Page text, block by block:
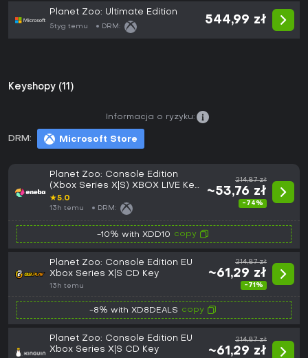
Planet Zoo: Ultimate Edition
5tyg temu DRM:
544,99 zł
Keyshopy (11)
DRM: Microsoft Store
Informacja o ryzyku:
Planet Zoo: Console Edition
(Xbox Series X|S) XBOX LIVE Key
EUROPE
★5.0
13h temu DRM:
214,87 zł
~53,76 zł
-74%
-10% with XDD10 copy
Planet Zoo: Console Edition EU
Xbox Series X|S CD Key
13h temu
214,87 zł
~61,29 zł
-71%
-8% with XD8DEALS copy
Planet Zoo: Console Edition EU
Xbox Series X|S CD Key
214,87 zł
~61,29 zł